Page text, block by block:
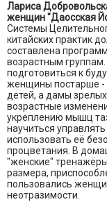
Лариса
женщин "Даосская
Системы
китайских практик
составлена
возрастным
подготовиться к
женщины постарше -
детей, а дамы
возрастные
укреплению мышц
научиться
использовать её
процветания. В
"женские"
размера,
пользовались
неотразимости.